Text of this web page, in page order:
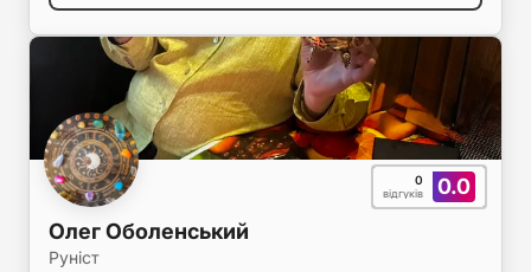
0.0
0
відгуків
Олег Оболенський
Руніст